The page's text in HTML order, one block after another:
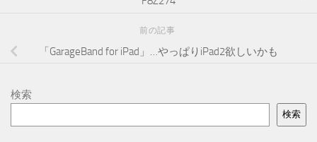
前の記事
「GarageBand for iPad」…やっぱりiPad2欲しいかも
検索
検索